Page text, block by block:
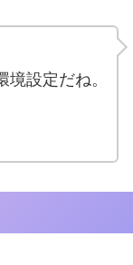
設定だね。